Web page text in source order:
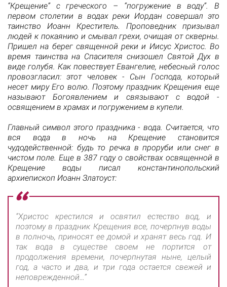
“Крещение” с греческого – “погружение в воду”. В
первом столетии в водах реки Иордан совершал это
таинство Иоанн Креститель. Проповедник призывал
людей к покаянию и смывал грехи, очищая от скверны.
Пришел на берег священной реки и Иисус Христос. Во
время таинства на Спасителя снизошел Святой Дух в
виде голубя. Как повествует Евангелие, небесный голос
провозгласил: этот человек - Сын Господа, который
несет миру Его волю. Поэтому праздник Крещения еще
называют Богоявлением и связывают с водой -
освящением в храмах и погружением в купели.
Главный символ этого праздника - вода. Считается, что
вся вода в ночь на Крещение становится
чудодейственной: будь то речка в проруби или снег в
чистом поле. Еще в 387 году о свойствах освященной в
Крещение воды писал константинопольский
архиепископ Иоанн Златоуст:
“Христос крестился и освятил естество вод, и
поэтому в праздник Крещения все, почерпнув воды
в полночь, приносят ее домой и хранят весь год. И
так вода в существе своем не портится от
продолжения времени, почерпнутая ныне, целый
год, а часто и два, и три года остается свежей и
неповрежденной…”